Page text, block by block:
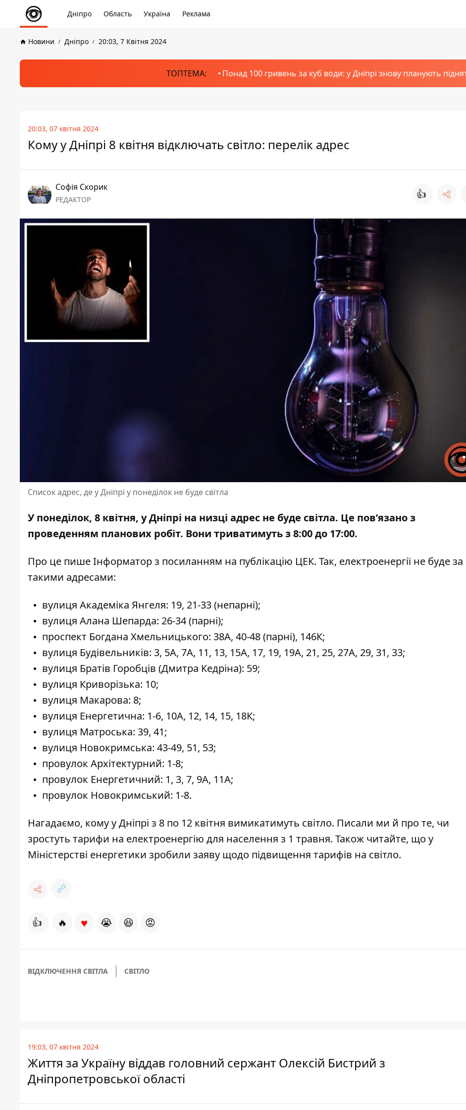
Дніпро Область Україна Реклама
Новини Дніпро 20:03, 7 Квітня 2024
ТОПТЕМА: Понад 100 гривень за куб води: у Дніпрі знову планують
20:03, 07 квітня 2024
Кому у Дніпрі 8 квітня відключать світло: перелік адрес
Софія Скорик
РЕДАКТОР 👍
Список адрес, де у Дніпрі у понеділок не буде світла
У понеділок, 8 квітня, у Дніпрі на низці адрес не буде світла. Це пов’язано з
проведенням планових робіт. Вони триватимуть з 8:00 до 17:00.
Про це пише Інформаторз посиланням на публікацію ЦЕК. Так, електроенергії не буде за
такими адресами:
вулиця Академіка Янгеля: 19, 21-33 (непарні);
вулиця Алана Шепарда: 26-34 (парні);
проспект Богдана Хмельницького: 38А, 40-48 (парні), 146К;
вулиця Будівельників: 3, 5А, 7А, 11, 13, 15А, 17, 19, 19А, 21, 25, 27А, 29, 31, 33;
вулиця Братів Горобців (Дмитра Кедріна): 59;
вулиця Криворізька: 10;
вулиця Макарова: 8;
вулиця Енергетична: 1-6, 10А, 12, 14, 15, 18К;
вулиця Матроська: 39, 41;
вулиця Новокримська: 43-49, 51, 53;
провулок Архітектурний: 1-8;
провулок Енергетичний: 1, 3, 7, 9А, 11А;
провулок Новокримський: 1-8.
Нагадаємо, кому у Дніпрі з 8 по 12 квітня вимикатимуть світло. Писали ми й про те, чи
зростуть тарифи на електроенергію для населення з 1 травня. Також читайте, що у
Міністерстві енергетики зробили заяву щодо підвищення тарифів на світло.
👍 🔥 ♥ 😭 😆 😡
ВІДКЛЮЧЕННЯ СВІТЛА СВІТЛО
19:03, 07 квітня 2024
Життя за Україну віддав головний сержант Олексій Бистрий з
Дніпропетровської області